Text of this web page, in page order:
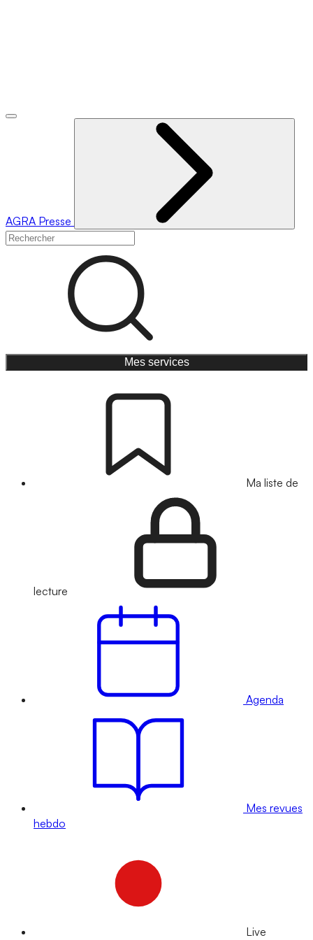
AGRA Presse
Mes services
Ma liste de
lecture
Agenda
Mes revues
hebdo
Live